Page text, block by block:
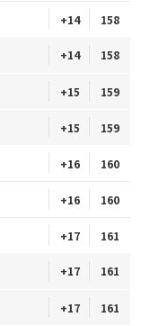
+14 158
+14 158
+15 159
+15 159
+16 160
+16 160
+17 161
+17 161
+17 161